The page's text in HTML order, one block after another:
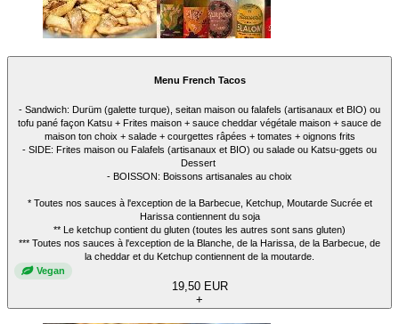
Menu French Tacos
- Sandwich: Durüm (galette turque), seitan maison ou falafels (artisanaux et BIO) ou
tofu pané façon Katsu + Frites maison + sauce cheddar végétale maison + sauce de
maison ton choix + salade + courgettes râpées + tomates + oignons frits
- SIDE: Frites maison ou Falafels (artisanaux et BIO) ou salade ou Katsu-ggets ou
Dessert
- BOISSON: Boissons artisanales au choix
* Toutes nos sauces à l'exception de la Barbecue, Ketchup, Moutarde Sucrée et
Harissa contiennent du soja
** Le ketchup contient du gluten (toutes les autres sont sans gluten)
*** Toutes nos sauces à l'exception de la Blanche, de la Harissa, de la Barbecue, de
la cheddar et du Ketchup contiennent de la moutarde.
Vegan
19,50 EUR
+